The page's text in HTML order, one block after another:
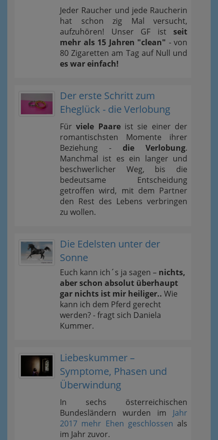
Jeder Raucher und jede Raucherin
hat schon zig Mal versucht,
aufzuhören! Unser GF ist seit
mehr als 15 Jahren "clean" - von
80 Zigaretten am Tag auf Null und
es war einfach!
Der erste Schritt zum
Eheglück - die Verlobung
Fürviele Paareist sie einer der
romantischsten Momente ihrer
Beziehung - die Verlobung.
Manchmal ist es ein langer und
beschwerlicher Weg, bis die
bedeutsame Entscheidung
getroffen wird, mit dem Partner
den Rest des Lebens verbringen
zu wollen.
Die Edelsten unter der
Sonne
Euch kann ich´s ja sagen – nichts,
aber schon absolut überhaupt
gar nichts ist mir heiliger.. Wie
kann ich dem Pferd gerecht
werden? - fragt sich Daniela
Kummer.
Liebeskummer –
Symptome, Phasen und
Überwindung
In sechs österreichischen
Bundesländern wurden im Jahr
2017 mehr Ehen geschlossen als
im Jahr zuvor.